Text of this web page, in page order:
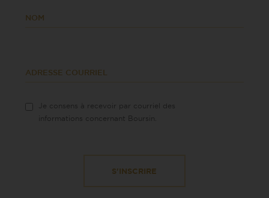
NOM
ADRESSE COURRIEL
Je consens à recevoir par courriel des
informations concernant Boursin.